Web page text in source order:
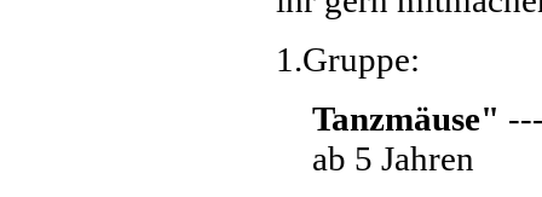
1.Gruppe:
Tanzmäuse"
ab 5 Jahren